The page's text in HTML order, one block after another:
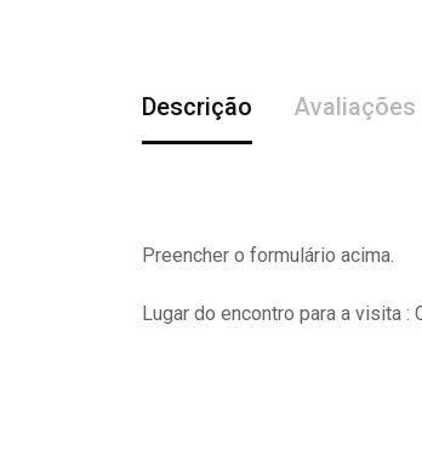
Descrição Avaliações
Preencher o formulário acima.
Lugar do encontro para a visita :